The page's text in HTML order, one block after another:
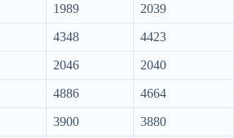
1989 2039
4348 4423
2046 2040
4886 4664
3900 3880